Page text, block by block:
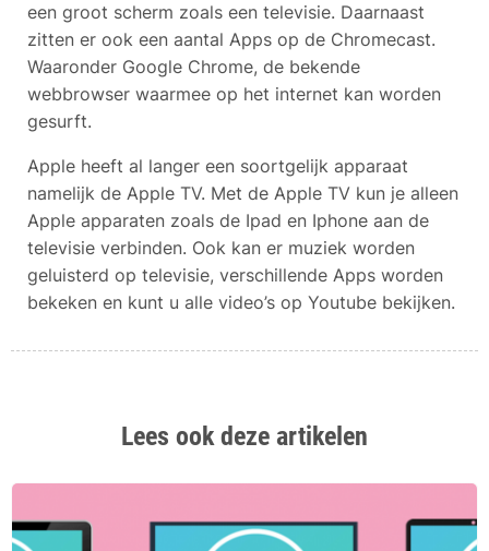
een groot scherm zoals een televisie. Daarnaast
zitten er ook een aantal Apps op de Chromecast.
Waaronder Google Chrome, de bekende
webbrowser waarmee op het internet kan worden
gesurft.
Apple heeft al langer een soortgelijk apparaat
namelijk de Apple TV. Met de Apple TV kun je alleen
Apple apparaten zoals de Ipad en Iphone aan de
televisie verbinden. Ook kan er muziek worden
geluisterd op televisie, verschillende Apps worden
bekeken en kunt u alle video’s op Youtube bekijken.
Lees ook deze artikelen